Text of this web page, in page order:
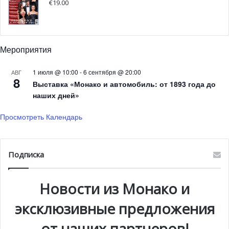
Во время своего визита на остров Мадейра Альбер II
официально открыл площадь Альбера I в Фуншале в
€19.00
Мероприятия
АВГ
8
1 июля @ 10:00 -6 сентября @ 20:00
Выставка «Монако и автомобиль: от 1893 года до
наших дней»
Просмотреть Календарь
Подписка
Новости из Монако и
эксклюзивные предложения